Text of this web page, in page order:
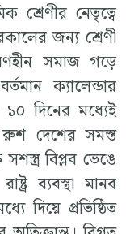
শ্রেণীর নেতৃত্বে
জন্য শ্রেণী
সমাজ গড়ে
ক্যালেন্ডার
দিনের মধ্যেই
দেশের সমস্ত
বিপ্লব ভেঙে
ব্যবস্থা মানব
দিয়ে প্রতিষ্ঠিত